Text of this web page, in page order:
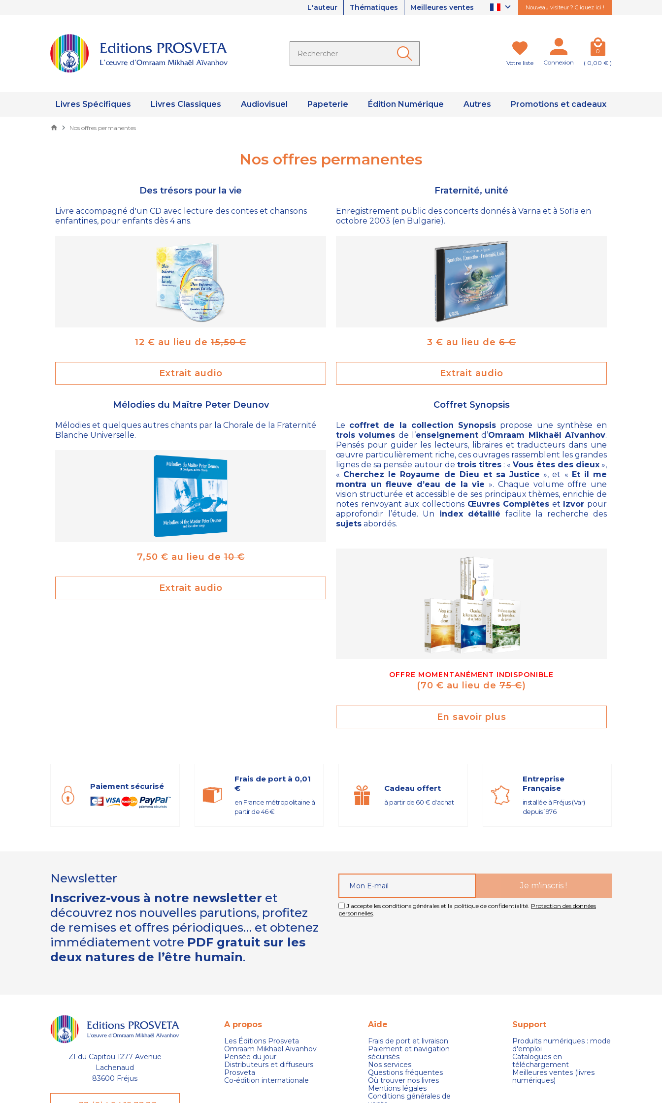
des Cookies
Les Éditions Prosveta utilisent des
cookies nécessaires au bon
navigation : conservation de votre liste (wishlist) et de
votre panier, avec ou sans compte utilisateur. D'autres
catégories de cookies peuvent être utilisées à des fins
statistiques : temps de visite sur une page, temps moyen
de visite sur le site, nouveau visiteur, etc. Votre
L'auteur Thématiques Meilleures ventes Nouveau visiteur ? Cliquez ici !
Votre liste Connexion
0
( 0,00 € )
Livres Spécifiques Livres Classiques Audiovisuel Papeterie Édition Numérique Autres Promotions et cadeaux
Nos offres permanentes
Nos offres permanentes
Des trésors pour la vie
Livre accompagné d'un CD avec lecture des contes et chansons
enfantines, pour enfants dès 4 ans.
12 € au lieu de 15,50 €
Extrait audio
Fraternité, unité
Enregistrement public des concerts donnés à Varna et à Sofia en
octobre 2003 (en Bulgarie).
3 € au lieu de 6 €
Extrait audio
Mélodies du Maître Peter Deunov
Mélodies et quelques autres chants par la Chorale de la Fraternité
Blanche Universelle.
7,50 € au lieu de10 €
Extrait audio
Coffret Synopsis
Le coffret de la collection Synopsis propose une synthèse en
trois volumes de l’enseignement d’Omraam Mikhaël Aïvanhov.
Pensés pour guider les lecteurs, libraires et traducteurs dans une
œuvre particulièrement riche, ces ouvrages rassemblent les grandes
lignes de sa pensée autour de trois titres : «Vous êtes des dieux»,
« Cherchez le Royaume de Dieu et sa Justice », et « Et il me
montra un fleuve d’eau de la vie ». Chaque volume offre une
vision structurée et accessible de ses principaux thèmes, enrichie de
notes renvoyant aux collections Œuvres Complètes et Izvor pour
approfondir l’étude. Un index détaillé facilite la recherche des
sujets abordés.
OFFRE MOMENTANÉMENT INDISPONIBLE
(70 € au lieu de 75 €)
En savoir plus
Paiement sécurisé
Frais de port à 0,01
€
en France métropolitaine à
partir de 46 €
Cadeau offert
à partir de 60 € d'achat
Entreprise
Française
installée à Fréjus (Var)
depuis 1976
Newsletter
Inscrivez-vous à notre newsletter et
découvrez nos nouvelles parutions, profitez
de remises et offres périodiques… et obtenez
immédiatement votre PDF gratuit sur les
deux natures de l’être humain.
J'accepte les conditions générales et la politique de confidentialité. Protection des données
personnelles
ZI du Capitou 1277 Avenue
Lachenaud
83600 Fréjus
A propos
Les Éditions Prosveta
Omraam Mikhaël Aivanhov
Pensée du jour
Distributeurs et diffuseurs
Prosveta
Co-édition internationale
Aide
Frais de port et livraison
Paiement et navigation
sécurisés
Nos services
Questions fréquentes
Où trouver nos livres
Mentions légales
Conditions générales de
Support
Produits numériques : mode
d'emploi
Catalogues en
téléchargement
Meilleures ventes (livres
numériques)